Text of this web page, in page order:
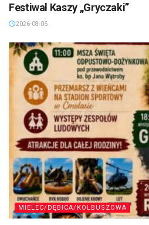
Festiwal Kaszy „Gryczaki”
2026-08-06
MIELEC/DĘBICA/KOLBUSZOWA